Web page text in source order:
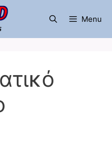
Menu